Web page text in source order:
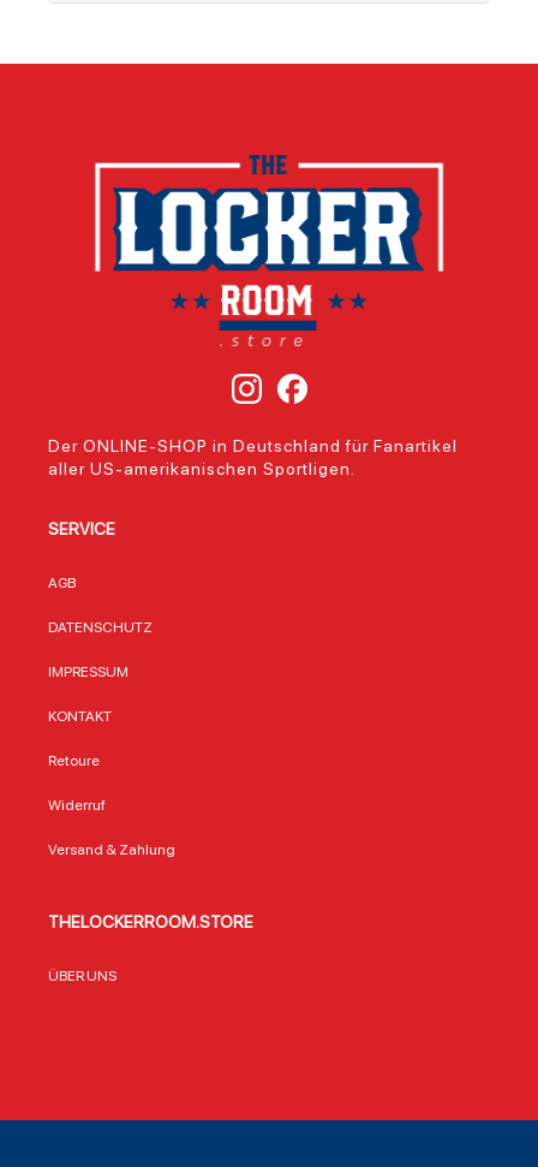
Der ONLINE-SHOP in Deutschland für Fanartikel
aller US-amerikanischen Sportligen.
SERVICE
AGB
DATENSCHUTZ
IMPRESSUM
KONTAKT
Retoure
Widerruf
Versand & Zahlung
THELOCKERROOM.STORE
ÜBER UNS